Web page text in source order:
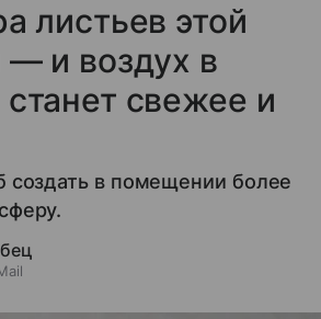
листьев этой
— и воздух в
свежее и
создать в помещении более